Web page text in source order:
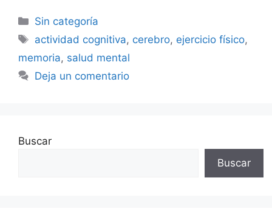
Sin categoría
actividad cognitiva, cerebro, ejercicio físico,
memoria, salud mental
Deja un comentario
Buscar
Buscar